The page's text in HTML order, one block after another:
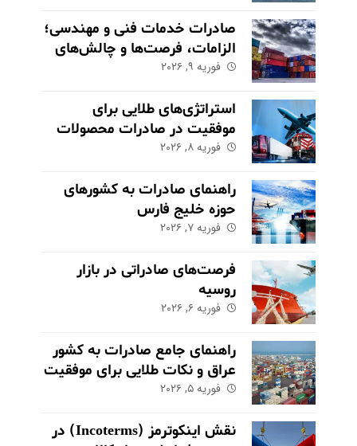
صادرات خدمات فنی و مهندسی؛
الزامات، فرصت‌ها و چالش‌های
کلیدی
فوریه ۹, ۲۰۲۶
استراتژی‌های طلایی برای
موفقیت در صادرات محصولات
کشاورزی و مواد غذایی
فوریه ۸, ۲۰۲۶
راهنمای صادرات به کشورهای
حوزه خلیج فارس
فوریه ۷, ۲۰۲۶
فرصت‌های صادراتی در بازار
روسیه
فوریه ۶, ۲۰۲۶
راهنمای جامع صادرات به کشور
عراق و نکات طلایی برای موفقیت
در بازار
فوریه ۵, ۲۰۲۶
نقش اینکوترمز (Incoterms) در